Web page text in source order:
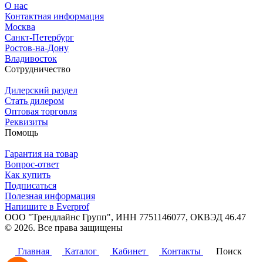
О нас
Контактная информация
Москва
Санкт-Петербург
Ростов-на-Дону
Владивосток
Сотрудничество
Дилерский раздел
Стать дилером
Оптовая торговля
Реквизиты
Помощь
Гарантия на товар
Вопрос-ответ
Как купить
Подписаться
Полезная информация
Напишите в Everprof
ООО "Трендлайнс Групп", ИНН 7751146077, ОКВЭД 46.47
© 2026. Все права защищены
Главная
Каталог Кабинет Контакты Поиск